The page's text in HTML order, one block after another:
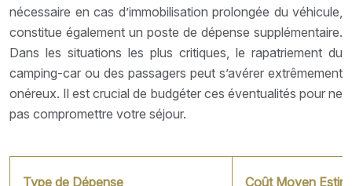
nécessaire en cas d’immobilisation prolongée du véhicule,
constitue également un poste de dépense supplémentaire.
Dans les situations les plus critiques, le rapatriement du
camping-car ou des passagers peut s’avérer extrêmement
onéreux. Il est crucial de budgéter ces éventualités pour ne
pas compromettre votre séjour.
Type de Dépense Coût Moyen